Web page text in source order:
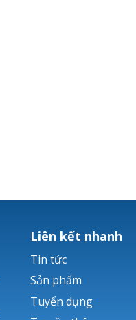
Liên kết nhanh
Tin tức
Sản phẩm
Tuyển dụng